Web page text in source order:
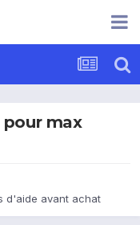
pour max
d'aide avant achat